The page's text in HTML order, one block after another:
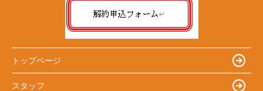
トップページ
スタッフ